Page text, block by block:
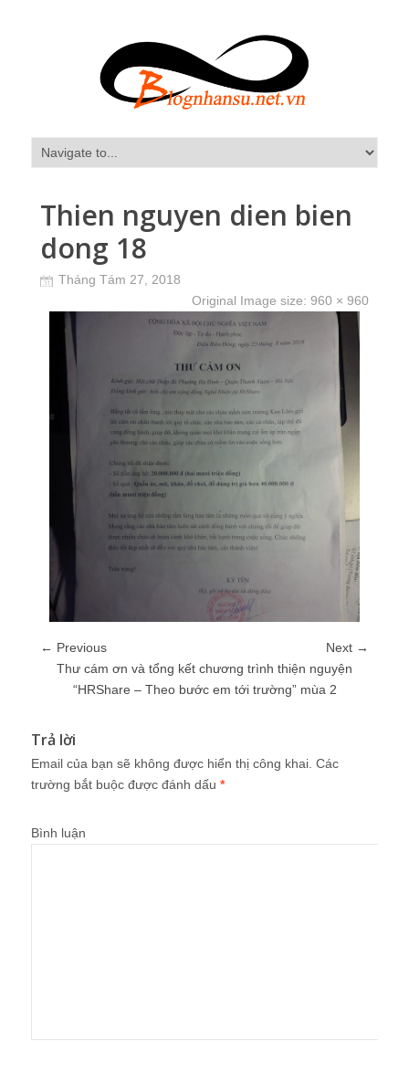
Thien nguyen dien bien
dong 18
Tháng Tám 27, 2018
Original Image size: 960 × 960
← Previous
Next →
Thư cám ơn và tổng kết chương trình thiện nguyện
“HRShare – Theo bước em tới trường” mùa 2
Trả lời
Email của bạn sẽ không được hiển thị công khai. Các
trường bắt buộc được đánh dấu *
Bình luận